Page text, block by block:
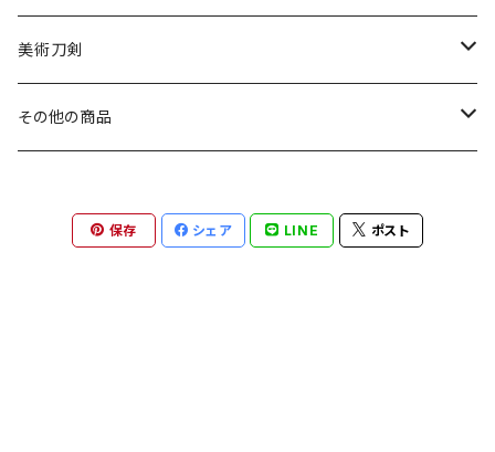
美術刀剣
陣太刀
その他の商品
保存 シェア LINE ポスト